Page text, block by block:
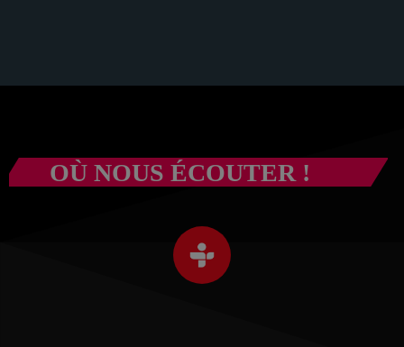
OÙ NOUS ÉCOUTER !